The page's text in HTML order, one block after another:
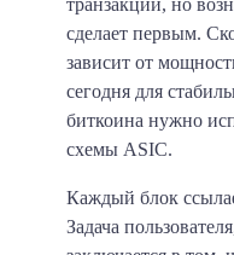
транзакции, но
сделает первым.
зависит от
сегодня для
биткоина нужно
схемы ASIC.
Каждый блок
Задача